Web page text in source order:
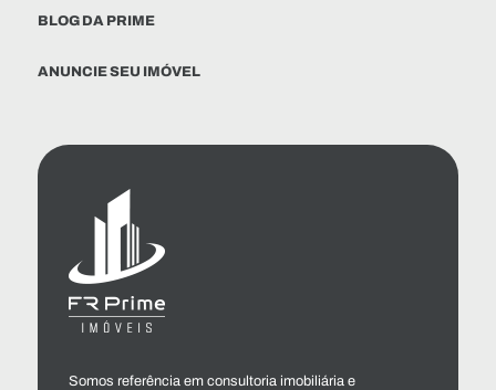
BLOG DA PRIME
ANUNCIE SEU IMÓVEL
Somos referência em consultoria imobiliária e